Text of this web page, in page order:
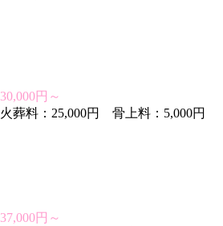
30,000円～
火葬料：25,000円 骨上料：5,000円
37,000円～